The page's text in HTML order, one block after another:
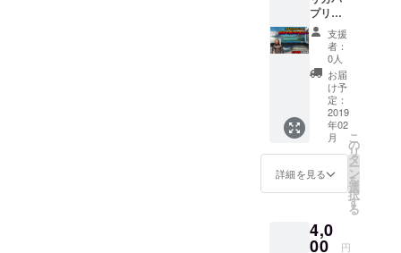
くまで
サンプ
ルの
為、実
物と仕
上がり
が異な
る場合
が御座
いま
す。 ご
さい。
望のお
名前を
ご記入
くださ
い。 ※
記入が
ない場
合は
CAMPF
IREにて
使用さ
れてい
を使用
させて
携帯の
待ち受
けに！
★パソ
コンの
デスク
トップ
に！ ★
印刷し
てポス
ター
に！ 世
なアー
写にな
プリコ
と銭湯
で裸の
付き合
い】 ま
さか
の"男子
限定"リ
ターン
場！！
パプリ
カパプ
リコ
トゥー
OK"の
支援
者：
0人
お届
け予
定：
2019
年02
月
詳細を見る
こ
の
リ
タ
ー
ン
を
選
択
す
る
4,0
00 円